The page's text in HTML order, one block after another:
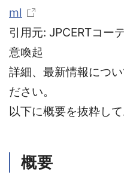
ml
引用元: JPCERTコー
意喚起
詳細、最新情報につ
ださい。
以下に概要を抜粋して
概要